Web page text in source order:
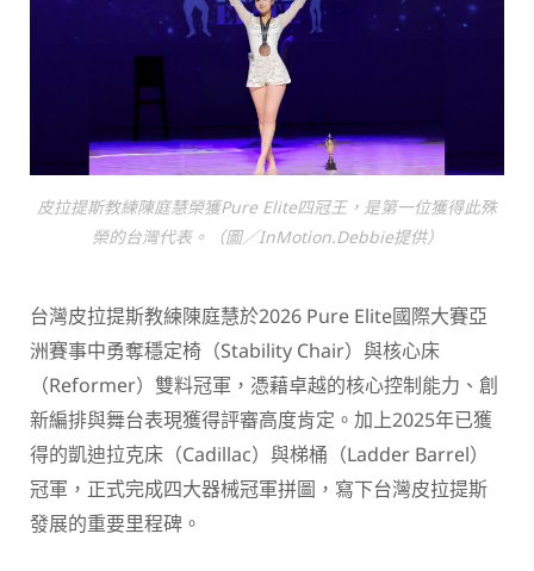
皮拉提斯教練陳庭慧榮獲Pure Elite四冠王，是第一位獲得此殊
榮的台灣代表。（圖／InMotion.Debbie提供）
台灣皮拉提斯教練陳庭慧於2026 Pure Elite國際大賽亞
洲賽事中勇奪穩定椅（Stability Chair）與核心床
（Reformer）雙料冠軍，憑藉卓越的核心控制能力、創
新編排與舞台表現獲得評審高度肯定。加上2025年已獲
得的凱迪拉克床（Cadillac）與梯桶（Ladder Barrel）
冠軍，正式完成四大器械冠軍拼圖，寫下台灣皮拉提斯
發展的重要里程碑。